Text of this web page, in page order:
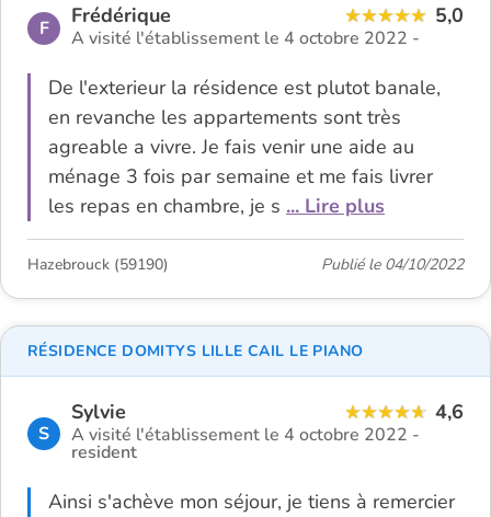
F
Frédérique 5,0
A visité l'établissement le 4 octobre 2022 -
De l'exterieur la résidence est plutot banale,
en revanche les appartements sont très
agreable a vivre. Je fais venir une aide au
ménage 3 fois par semaine et me fais livrer
les repas en chambre, je s ... Lire plus
Hazebrouck (59190) Publié le 04/10/2022
S
Sylvie 4,6
A visité l'établissement le 4 octobre 2022 -
resident
Ainsi s'achève mon séjour, je tiens à remercier
RÉSIDENCE DOMITYS LILLE CAIL LE PIANO